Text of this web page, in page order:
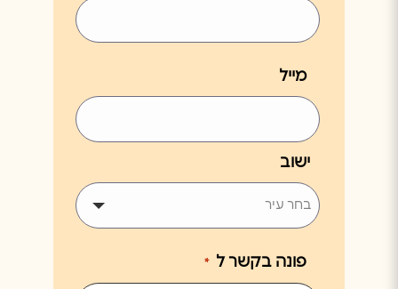
מייל
ישוב
פונה בקשר ל *